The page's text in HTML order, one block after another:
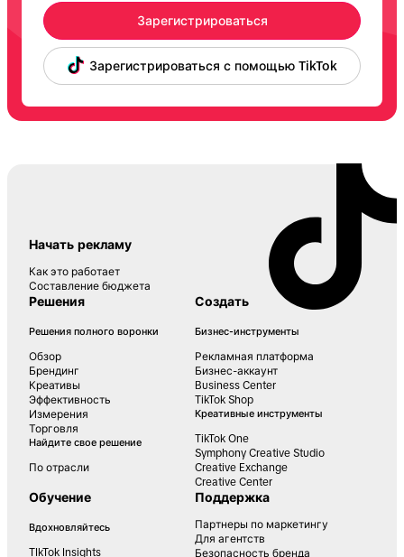
Зарегистрироваться
Зарегистрироваться с помощью TikTok
Начать рекламу
Как это работает
Составление бюджета
Решения
Решения полного воронки
Обзор
Брендинг
Креативы
Эффективность
Измерения
Торговля
Найдите свое решение
По отрасли
Создать
Бизнес-инструменты
Рекламная платформа
Бизнес-аккаунт
Business Center
TikTok Shop
Креативные инструменты
TikTok One
Symphony Creative Studio
Creative Exchange
Creative Center
Обучение
Вдохновляйтесь
TIkTok Insights
Поддержка
Партнеры по маркетингу
Для агентств
Безопасность бренда